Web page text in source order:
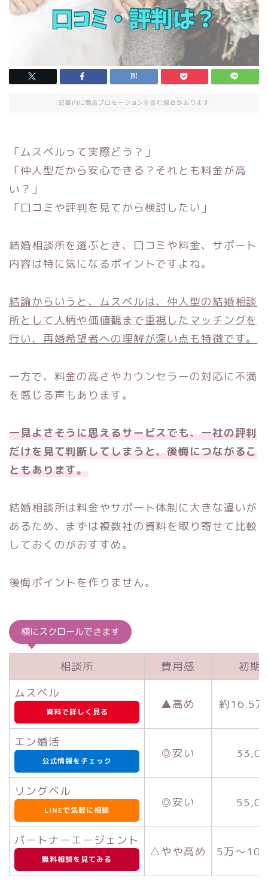
記事内に商品プロモーションを含む場合があります
「ムスベルって実際どう？」
「仲人型だから安心できる？それとも料金が高
い？」
「口コミや評判を見てから検討したい」
結婚相談所を選ぶとき、口コミや料金、サポート
内容は特に気になるポイントですよね。
結論からいうと、ムスベルは、仲人型の結婚相談
所として人柄や価値観まで重視したマッチングを
行い、再婚希望者への理解が深い点も特徴です。
一方で、料金の高さやカウンセラーの対応に不満
を感じる声もあります。
一見よさそうに思えるサービスでも、一社の評判
だけを見て判断してしまうと、後悔につながるこ
ともあります。
結婚相談所は料金やサポート体制に大きな違いが
あるため、まずは複数社の資料を取り寄せて比較
しておくのがおすすめ。
後悔ポイントを作りません。
横にスクロールできます
相談所 費用感
初期
ムスベル
資料で詳しく見る
▲高め 約16.5
エン婚活
公式情報をチェック
◎安い
リングベル
LINEで気軽に相談
◎安い
パートナーエージェント
無料相談を見てみる
△やや高め 5万～10